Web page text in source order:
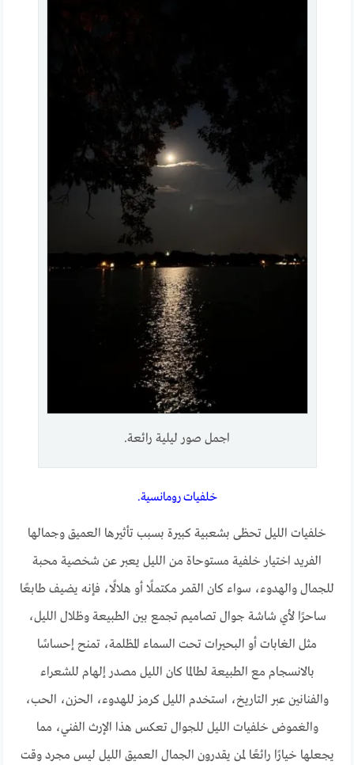
اجمل صور ليلية رائعة.
خلفيات رومانسية.
خلفيات الليل تحظى بشعبية كبيرة بسبب تأثيرها العميق وجمالها
الفريد اختيار خلفية مستوحاة من الليل يعبر عن شخصية محبة
للجمال والهدوء، سواء كان القمر مكتملًا أو هلالًا، فإنه يضيف طابعًا
ساحرًا لأي شاشة جوال تصاميم تجمع بين الطبيعة وظلال الليل،
مثل الغابات أو البحيرات تحت السماء المظلمة، تمنح إحساسًا
بالانسجام مع الطبيعة لطالما كان الليل مصدر إلهام للشعراء
والفنانين عبر التاريخ، استخدم الليل كرمز للهدوء، الحزن، الحب،
والغموض خلفيات الليل للجوال تعكس هذا الإرث الفني، مما
يجعلها خيارًا رائعًا لمن يقدرون الجمال العميق الليل ليس مجرد وقت